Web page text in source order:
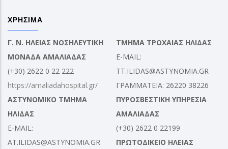
ΧΡΗΣΙΜΑ
Γ. Ν. ΗΛΕΙΑΣ ΝΟΣΗΛΕΥΤΙΚΗ
ΜΟΝΑΔΑ ΑΜΑΛΙΑΔΑΣ
(+30) 2622 0 22 222
https://amaliadahospital.gr/
ΑΣΤΥΝΟΜΙΚΟ ΤΜΗΜΑ
ΗΛΙΔΑΣ
E-MAIL:
AT.ILIDAS@ASTYNOMIA.GR
ΤΜΗΜΑ ΤΡΟΧΑΙΑΣ ΗΛΙΔΑΣ
E-MAIL:
TT.ILIDAS@ASTYNOMIA.GR
ΓΡΑΜΜΑΤΕΙΑ: 26220 38226
ΠΥΡΟΣΒΕΣΤΙΚΗ ΥΠΗΡΕΣΙΑ
ΑΜΑΛΙΑΔΑΣ
(+30) 2622 0 22199
ΠΡΩΤΟΔΙΚΕΙΟ ΗΛΕΙΑΣ